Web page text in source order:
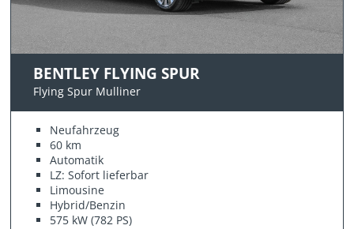
BENTLEY FLYING SPUR
Flying Spur Mulliner
Neufahrzeug
60 km
Automatik
LZ: Sofort lieferbar
Limousine
Hybrid/Benzin
575 kW (782 PS)